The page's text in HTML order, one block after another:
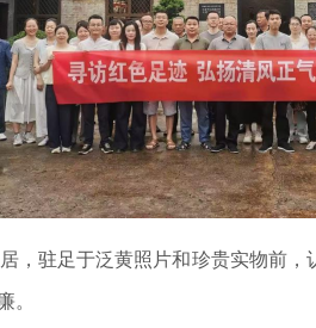
足于泛黄照片和珍贵实物前，
。